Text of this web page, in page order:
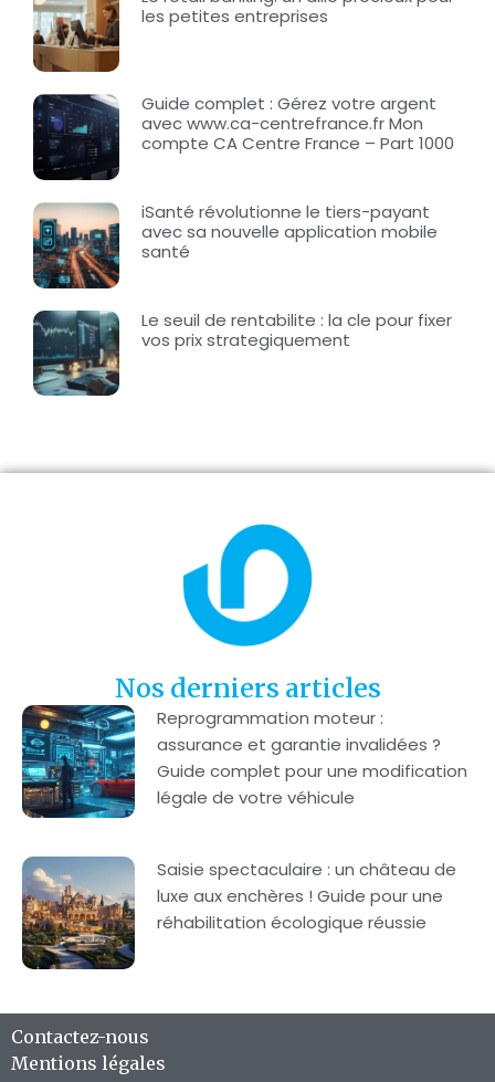
les petites entreprises
Guide complet : Gérez votre argent
avec www.ca-centrefrance.fr Mon
compte CA Centre France – Part 1000
iSanté révolutionne le tiers-payant
avec sa nouvelle application mobile
santé
Le seuil de rentabilite : la cle pour fixer
vos prix strategiquement
Nos derniers articles
Reprogrammation moteur :
assurance et garantie invalidées ?
Guide complet pour une modification
légale de votre véhicule
Saisie spectaculaire : un château de
luxe aux enchères ! Guide pour une
réhabilitation écologique réussie
Mentions légales
Contactez-nous